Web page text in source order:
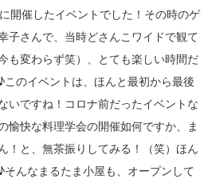
開催したイベントでした！その時のゲ
子さんで、当時どさんこワイドで観て
も変わらず笑）、とても楽しい時間だ
のイベントは、ほんと最初から最後
いですね！コロナ前だったイベントな
愉快な料理学会の開催如何ですか、ま
！と、無茶振りしてみる！（笑）ほん
んなまるたま小屋も、オープンして